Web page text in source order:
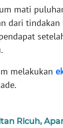
mati
dari tindakan
melakukan
Ricuh,